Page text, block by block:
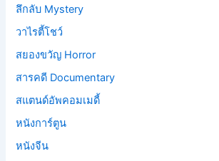
ลึกลับ Mystery
วาไรตี้โชว์
สยองขวัญ Horror
สารคดี Documentary
สแตนด์อัพคอมเมดี้
หนังการ์ตูน
หนังจีน